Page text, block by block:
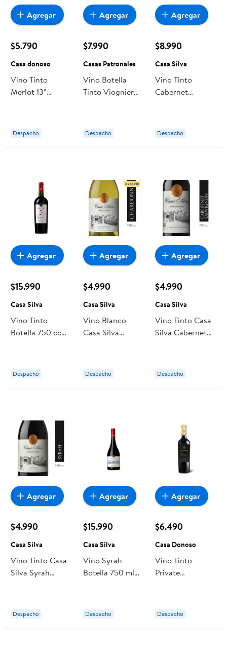
$5.790
Casa donoso
Vino Tinto
Merlot 13°
Despacho
Agregar
$7.990
Casas Patronales
Vino Botella
Tinto Viognier
Despacho
Agregar
$8.990
Casa Silva
Vino Tinto
Cabernet
750 ml Casa
Silva
Despacho
Agregar
$15.990
Casa Silva
Vino Tinto
Botella 750 cc
Despacho
Agregar
$4.990
Casa Silva
Vino Blanco
Casa Silva
Botella
Despacho
Agregar
$4.990
Casa Silva
Vino Tinto Casa
Silva Cabernet
Botella
Despacho
Agregar
$4.990
Casa Silva
Vino Tinto Casa
Silva Syrah
Despacho
Agregar
$15.990
Casa Silva
Vino Syrah
Botella 750 ml
Despacho
Agregar
$6.490
Casa Donoso
Vino Tinto
Private
Botella 750 cc
Casa Donoso
Despacho
Agregar